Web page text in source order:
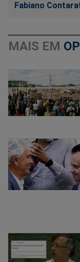
Fabiano
MAIS EM